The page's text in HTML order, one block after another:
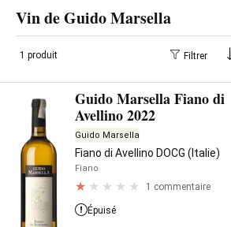
Vin de Guido Marsella
1 produit Filtrer
Guido Marsella Fiano di
Avellino 2022
Guido Marsella
Fiano di Avellino DOCG (Italie)
Fiano
1 commentaire
Épuisé